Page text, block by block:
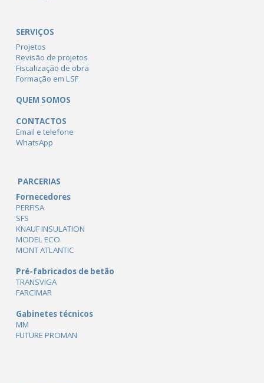
SERVIÇOS
Projetos
Revisão de projetos
Fiscalização de obra
Formação em LSF
QUEM SOMOS
CONTACTOS
Email e telefone
WhatsApp
PARCERIAS
Fornecedores
PERFISA
SFS
KNAUF INSULATION
MODEL ECO
MONT ATLANTIC
Pré-fabricados de betão
TRANSVIGA
FARCIMAR
Gabinetes técnicos
MM
FUTURE PROMAN